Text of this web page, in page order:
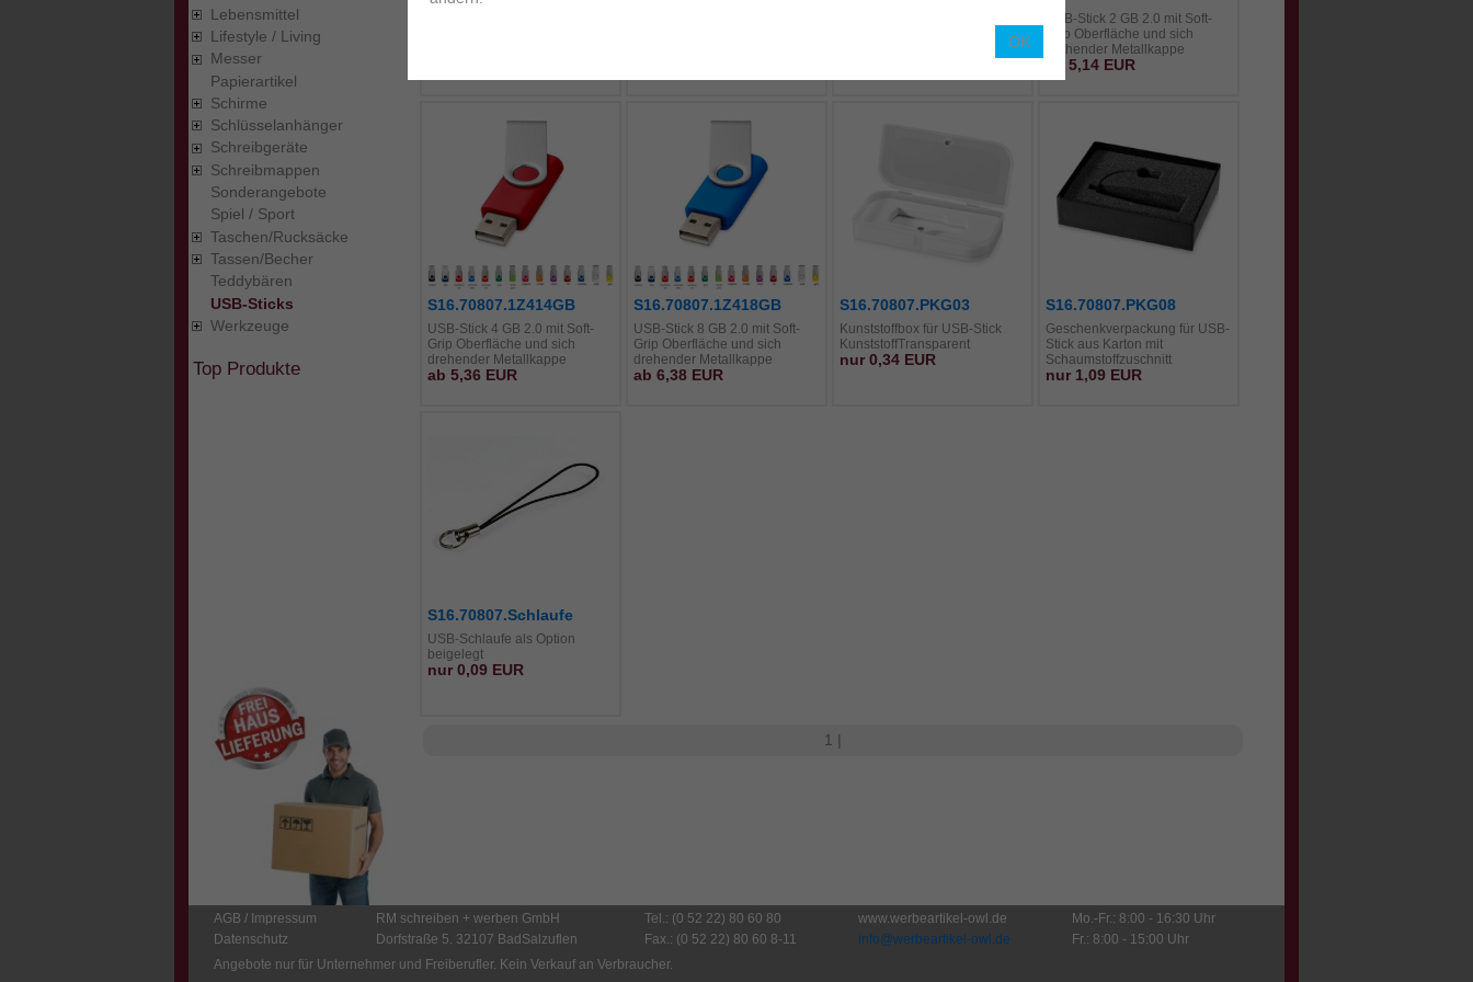
Lebensmittel
Lifestyle / Living
Messer
Papierartikel
Schirme
Schlüsselanhänger
Schreibgeräte
Schreibmappen
Sonderangebote
Spiel / Sport
Taschen/Rucksäcke
Tassen/Becher
Teddybären
USB-Sticks
Werkzeuge
Top Produkte
USB-Stick 2 GB 2.0 mit Soft-
Grip Oberfläche und sich
drehender Metallkappe
ab 5,14 EUR
S16.70807.1Z414GB
USB-Stick 4 GB 2.0 mit Soft-
Grip Oberfläche und sich
drehender Metallkappe
ab 5,36 EUR
S16.70807.1Z418GB
USB-Stick 8 GB 2.0 mit Soft-
Grip Oberfläche und sich
drehender Metallkappe
ab 6,38 EUR
S16.70807.PKG03
Kunststoffbox für USB-Stick
KunststoffTransparent
nur 0,34 EUR
S16.70807.PKG08
Geschenkverpackung für USB-
Stick aus Karton mit
Schaumstoffzuschnitt
nur 1,09 EUR
S16.70807.Schlaufe
USB-Schlaufe als Option
beigelegt
nur 0,09 EUR
1 |
AGB / Impressum
Datenschutz
RM schreiben + werben GmbH
Dorfstraße 5. 32107 BadSalzuflen
Tel.: (0 52 22) 80 60 80
Fax.: (0 52 22) 80 60 8-11
www.werbeartikel-owl.de
info@werbeartikel-owl.de
Mo.-Fr.: 8:00 - 16:30 Uhr
Fr.: 8:00 - 15:00 Uhr
Angebote nur für Unternehmer und Freiberufler. Kein Verkauf an Verbraucher.